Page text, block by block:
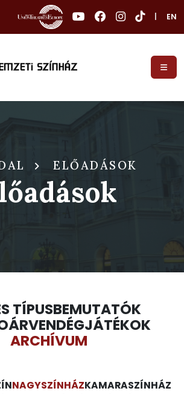
EN
ELŐADÁSOK
TÍPUSBEMUTATÓK
VENDÉGJÁTÉKOK
ARCHÍVUM
NAGYSZÍNHÁZKAMARASZÍNHÁZ